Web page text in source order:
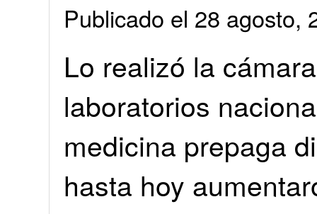
Publicado el 28 agosto,
Lo realizó la
laboratorios
medicina prepaga
hasta hoy